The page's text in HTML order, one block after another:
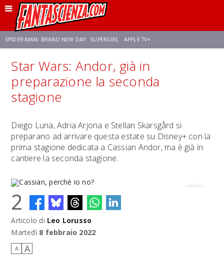
SPIDER-MAN: BRAND NEW DAY SUPERGIRL APPLE TV+
FRANCO RICCIARDIELLO ZENDAYA STAR TREK AVENGERS: DOOMSDAY
SADIE SINK
Star Wars: Andor, già in
preparazione la seconda
stagione
Diego Luna, Adria Arjona e Stellan Skarsgård si
preparano ad arrivare questa estate su Disney+ con la
prima stagione dedicata a Cassian Andor, ma è già in
cantiere la seconda stagione.
Cassian, perchè io no?
2
Articolo di Leo Lorusso
Martedì 8 febbraio 2022
A A